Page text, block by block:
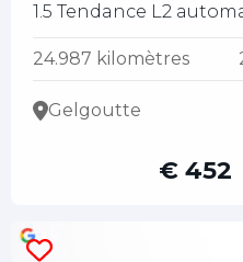
1.5 Tendance L2
24.987 kilomètres
Gelgoutte
€ 452